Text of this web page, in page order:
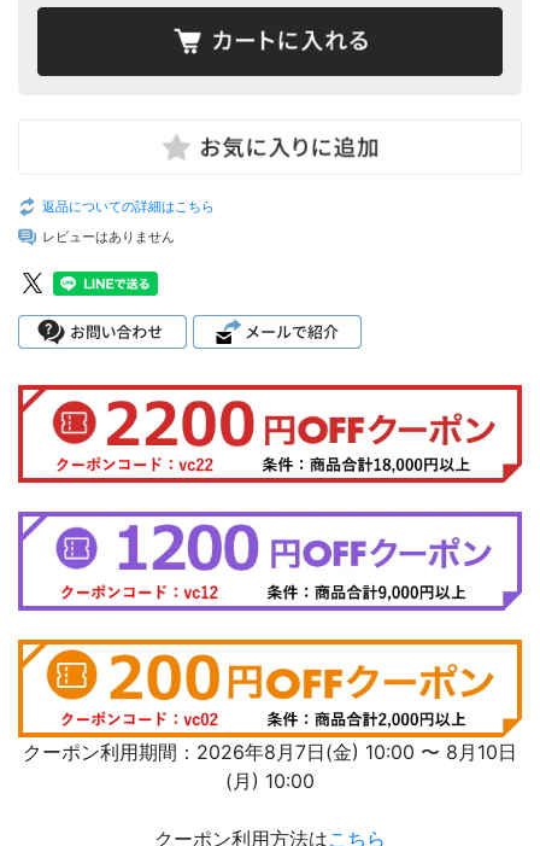
返品についての詳細はこちら
レビューはありません
クーポン利用期間：2026年8月7日(金) 10:00 〜 8月10日
(月) 10:00
クーポン利用方法はこちら